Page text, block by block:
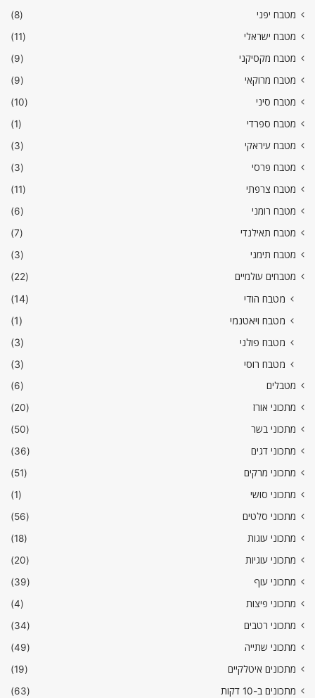
מטבח יפני
(8)
מטבח ישראלי
(11)
מטבח מקסיקני
(9)
מטבח מרוקאי
(9)
מטבח סיני
(10)
מטבח ספרדי
(1)
מטבח עיראקי
(3)
מטבח פרסי
(3)
מטבח צרפתי
(11)
מטבח רומני
(6)
מטבח תאילנדי
(7)
מטבח תימני
(3)
מטבחים עולמיים
(22)
מטבח הודי
(14)
מטבח ויאטנמי
(1)
מטבח פולני
(3)
מטבח רוסי
(3)
מטבלים
(6)
מתכוני אורז
(20)
מתכוני בשר
(50)
מתכוני דגים
(36)
מתכוני מרקים
(51)
מתכוני סושי
(1)
מתכוני סלטים
(56)
מתכוני עוגות
(18)
מתכוני עוגיות
(20)
מתכוני עוף
(39)
מתכוני פיצות
(4)
מתכוני רטבים
(34)
מתכוני שתייה
(49)
מתכונים איטלקיים
(19)
מתכונים ב-10 דקות
(63)